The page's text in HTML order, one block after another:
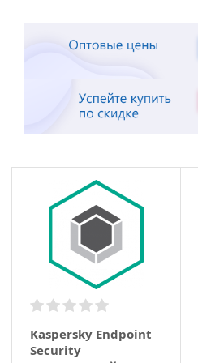
Kaspersky Endpoint
Security